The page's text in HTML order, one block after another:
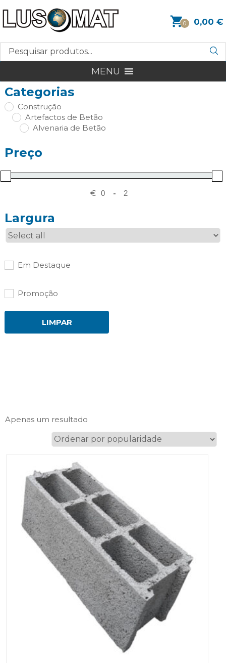
0 0,00 €
MENU
Categorias
Construção
Artefactos de Betão
Alvenaria de Betão
Preço
€ -
Largura
Em Destaque
Promoção
LIMPAR
Apenas um resultado